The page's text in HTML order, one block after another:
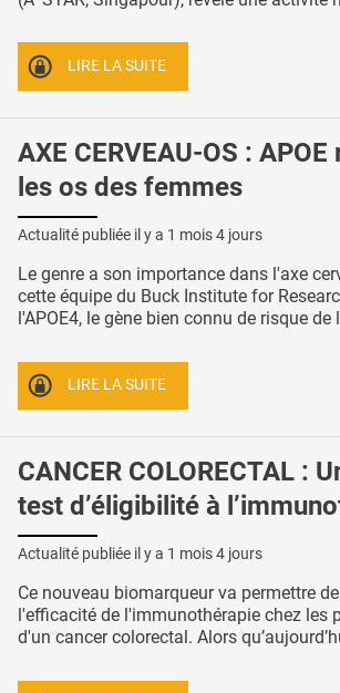
LIRE LA SUITE
AXE CERVEAU-OS :
les os des femmes
Actualité publiée il y a 1 mois 4 jours
Le genre a son importance dans l'axe
cette équipe du Buck Institute for
l'APOE4, le gène bien connu de risque de
LIRE LA SUITE
CANCER COLORECTAL :
test d’éligibilité à
Actualité publiée il y a 1 mois 4 jours
Ce nouveau biomarqueur va permettre
l'efficacité de l'immunothérapie chez les
d'un cancer colorectal. Alors